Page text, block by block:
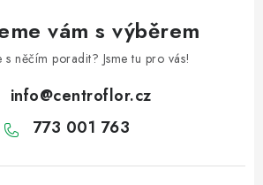
vám s výběrem
s něčím poradit? Jsme tu pro vás!
info@centroflor.cz
773 001 763